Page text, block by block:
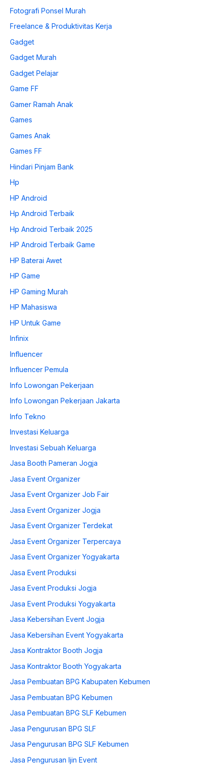
Fotografi Ponsel Murah
Freelance & Produktivitas Kerja
Gadget
Gadget Murah
Gadget Pelajar
Game FF
Gamer Ramah Anak
Games
Games Anak
Games FF
Hindari Pinjam Bank
Hp
HP Android
Hp Android Terbaik
Hp Android Terbaik 2025
HP Android Terbaik Game
HP Baterai Awet
HP Game
HP Gaming Murah
HP Mahasiswa
HP Untuk Game
Infinix
Influencer
Influencer Pemula
Info Lowongan Pekerjaan
Info Lowongan Pekerjaan Jakarta
Info Tekno
Investasi Keluarga
Investasi Sebuah Keluarga
Jasa Booth Pameran Jogja
Jasa Event Organizer
Jasa Event Organizer Job Fair
Jasa Event Organizer Jogja
Jasa Event Organizer Terdekat
Jasa Event Organizer Terpercaya
Jasa Event Organizer Yogyakarta
Jasa Event Produksi
Jasa Event Produksi Jogja
Jasa Event Produksi Yogyakarta
Jasa Kebersihan Event Jogja
Jasa Kebersihan Event Yogyakarta
Jasa Kontraktor Booth Jogja
Jasa Kontraktor Booth Yogyakarta
Jasa Pembuatan BPG Kabupaten Kebumen
Jasa Pembuatan BPG Kebumen
Jasa Pembuatan BPG SLF Kebumen
Jasa Pengurusan BPG SLF
Jasa Pengurusan BPG SLF Kebumen
Jasa Pengurusan Ijin Event